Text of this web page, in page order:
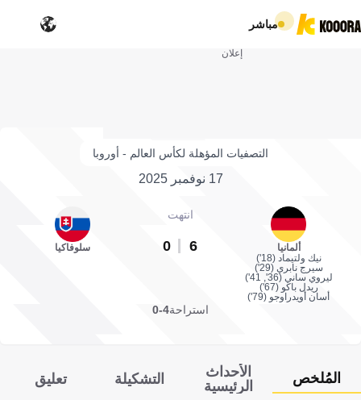
مباشر
إعلان
التصفيات المؤهلة لكأس العالم - أوروبا
17 نوفمبر 2025
ألمانيا
نيك ولتيماد (18')
سيرج نابري (29')
ليروي ساني (36', 41')
ريدل باكو (67')
أسان أويدراوجو (79')
انتهت
6
0 سلوفاكيا
استراحة4-0
المُلخص
الأحداث
الرئيسية
التشكيلة تعليق